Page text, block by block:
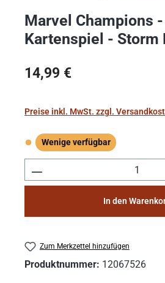
Marvel Champions -
Kartenspiel - Storm
Regulärer Preis:
14,99 €
Preise inkl. MwSt. zzgl.
Wenige verfügbar
Wenige verfügbar
Produkt Anzahl: Gib
In den
Zum Merkzettel hinzufügen
Produktnummer: 12067526